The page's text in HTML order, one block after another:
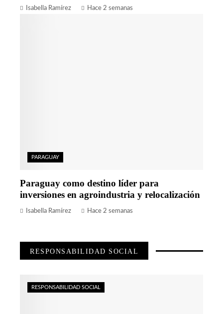
Isabella Ramírez Hace 2 semanas
PARAGUAY
Paraguay como destino líder para
inversiones en agroindustria y relocalización
Isabella Ramírez Hace 2 semanas
RESPONSABILIDAD SOCIAL
RESPONSABILIDAD SOCIAL